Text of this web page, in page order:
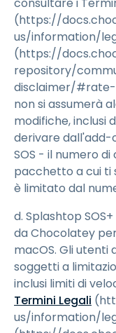
(https://
us/information/
(https://
repository/
disclaimer/#rate-
non si assumerà
modifiche, inclusi
derivare dall'add-
SOS - il numero
pacchetto a cui ti
è limitato dal
d. Splashtop
da Chocolatey
macOS. Gli utenti
soggetti a
inclusi limiti di
Termini Legali
us/information/